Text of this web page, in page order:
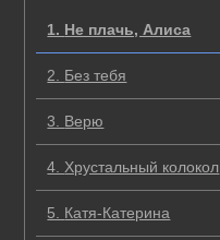
1. Не плачь, Алиса
2. Без тебя
3. Верю
4.Хрустальный колокол
5. Катя-Катерина